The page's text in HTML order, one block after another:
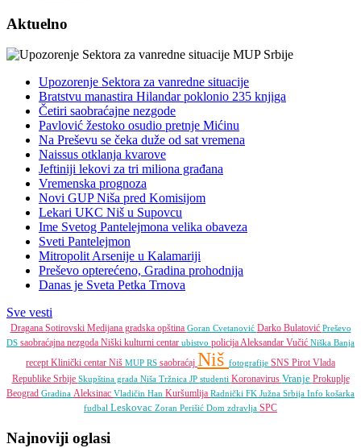
Aktuelno
Upozorenje Sektora za vanredne situacije
Bratstvu manastira Hilandar poklonio 235 knjiga
Četiri saobraćajne nezgode
Pavlović žestoko osudio pretnje Mićinu
Na Preševu se čeka duže od sat vremena
Naissus otklanja kvarove
Jeftiniji lekovi za tri miliona građana
Vremenska prognoza
Novi GUP Niša pred Komisijom
Lekari UKC Niš u Supovcu
Ime Svetog Pantelejmona velika obaveza
Sveti Pantelejmon
Mitropolit Arsenije u Kalamariji
Preševo opterećeno, Gradina prohodnija
Danas je Sveta Petka Trnova
Sve vesti
Dragana Sotirovski Medijana gradska opština Goran Cvetanović Darko Bulatović Preševo
DS saobraćajna nezgoda Niški kulturni centar ubistvo policijaAleksandar Vučić Niška Banja
receptKlinički centar Niš MUP RS saobraćaj Niš fotografije SNS PirotVlada
Republike Srbije Skupština grada Niša Tržnica JP studenti Koronavirus Vranje Prokuplje
Beograd Gradina Aleksinac Vladičin Han Kuršumlija Radnički FK Južna Srbija Info košarka
fudbal Leskovac Zoran Perišić Dom zdravlja SPC
Najnoviji oglasi